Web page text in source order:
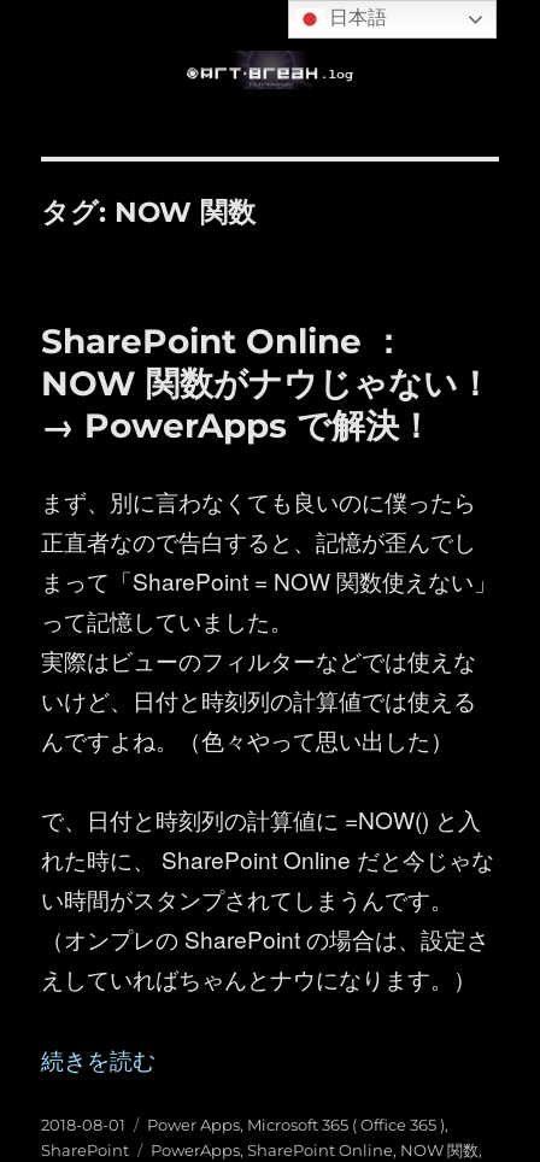
タグ: NOW 関数
SharePoint Online ：
NOW 関数がナウじゃない！
→ PowerApps で解決！
まず、別に言わなくても良いのに僕ったら
正直者なので告白すると、記憶が歪んでし
まって「SharePoint = NOW 関数使えない」
って記憶していました。
実際はビューのフィルターなどでは使えな
いけど、日付と時刻列の計算値では使える
んですよね。（色々やって思い出した）
で、日付と時刻列の計算値に =NOW() と入
れた時に、 SharePoint Online だと今じゃな
い時間がスタンプされてしまうんです。
（オンプレの SharePoint の場合は、設定さ
えしていればちゃんとナウになります。）
“SharePoint Online ： NOW 関数がナウじゃな
続きを読む
投
稿
2018-08-01
カ
テ
Power Apps, Microsoft 365 ( Office 365 ),
SharePoint
タ
PowerApps,SharePoint Online, NOW 関数,
日本語